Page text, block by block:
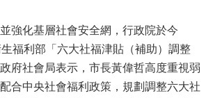
強化基層社會安全網，行政院於今
生福利部「六大社福津貼（補助）調整
府社會局表示，市長黃偉哲高度重視弱
合中央社會福利政策，規劃調整六大社